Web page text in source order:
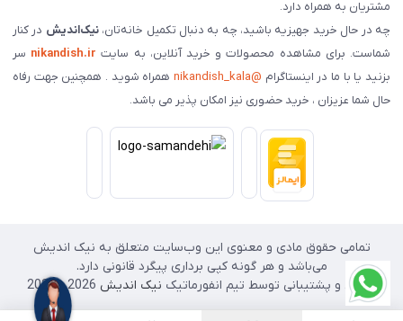
مشتریان به همراه دارد.
چه در حال خرید جهیزیه باشید، چه به دنبال تکمیل خانه‌تان،نیک‌اندیش در کنار
شماست. برای مشاهده محصولات و خرید آنلاین، به سایت nikandish.ir سر
بزنید یا با ما در اینستاگرام @nikandish_kala
همراه شوید . همچنین جهت رفاه
حال شما عزیزان ، خرید حضوری نیز امکان پذیر می باشد.
تمامی حقوق مادی و معنوی این وب‌سایت متعلق به نیک اندیش
می‌باشد و هر گونه کپی برداری پیگرد قانونی دارد.
طراحی و پشتیبانی توسط تیم انفورماتیک نیک اندیش 2026 - 2025